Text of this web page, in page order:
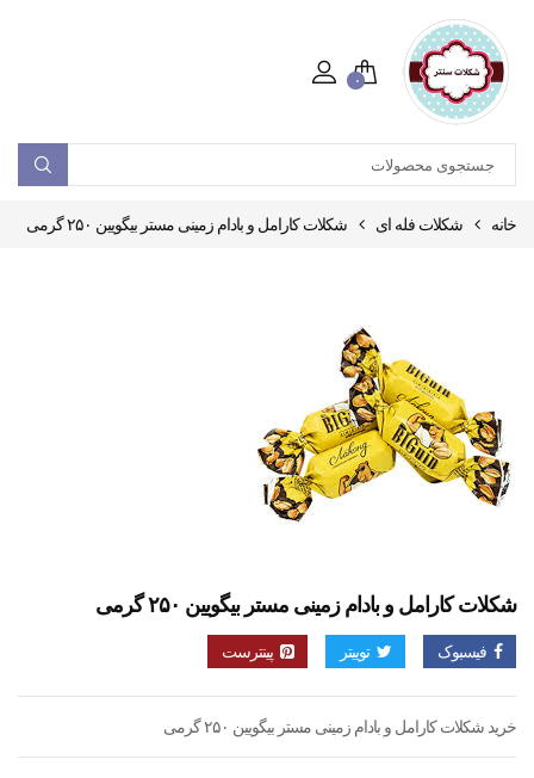
۰
خانه شکلات فله ای شکلات کارامل و بادام زمینی مستر بیگویین ۲۵۰ گرمی
شکلات کارامل و بادام زمینی مستر بیگویین ۲۵۰ گرمی
فیسبوک توییتر پینترست
خرید شکلات کارامل و بادام زمینی مستر بیگویین ۲۵۰ گرمی